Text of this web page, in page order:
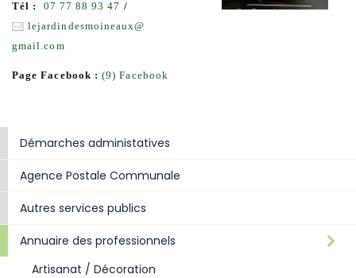
Tél : 07 77 88 93 47 /
lejardindesmoineaux@
gmail.com
Page Facebook :(9) Facebook
Démarches administatives
Agence Postale Communale
Autres services publics
Annuaire des professionnels
Artisanat / Décoration